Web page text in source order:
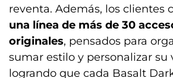
reventa. Además, los clientes
una línea de más de 30
originales, pensados para
sumar estilo y personalizar su
logrando que cada Basalt